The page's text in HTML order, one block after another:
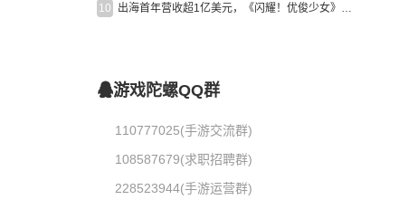
10 出海首年营收超1亿美元，《闪耀！优俊少女》美国市场占比达七成
游戏陀螺QQ群
110777025(手游交流群)
108587679(求职招聘群)
228523944(手游运营群)